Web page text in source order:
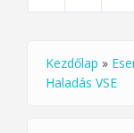
Kezdőlap »
Haladás VSE